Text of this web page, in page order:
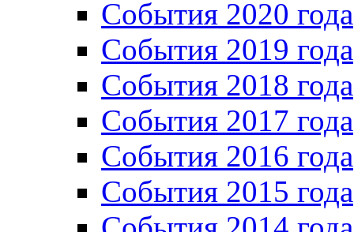
События 2020 года
События 2019 года
События 2018 года
События 2017 года
События 2016 года
События 2015 года